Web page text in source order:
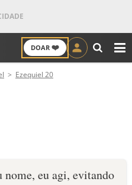
DOAR ❤️
Ezequiel 20
eu agi, evitando